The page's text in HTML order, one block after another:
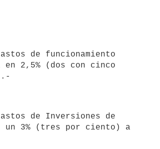
de funcionamiento
2,5% (dos con cinco
de Inversiones de
un 3% (tres por ciento) a